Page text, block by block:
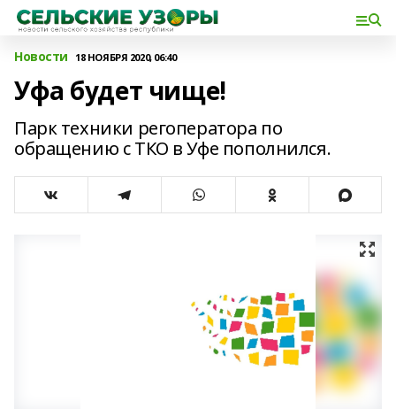
Новости 18 НОЯБРЯ 2020, 06:40
Уфа будет чище!
Парк техники регоператора по
обращению с ТКО в Уфе пополнился.